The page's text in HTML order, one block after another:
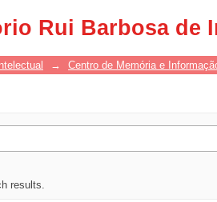
Rui Barbosa de
→ Centro de Memória e
results.